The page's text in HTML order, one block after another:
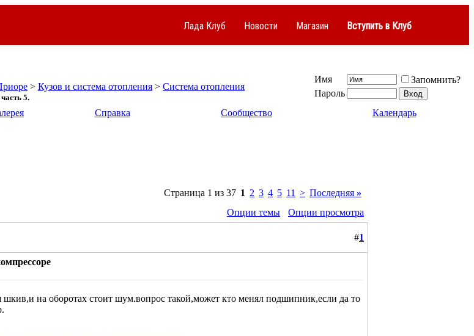
Лада Клуб Новости Магазин Вступить в Клуб
> Кузов и система отопления > Система отопления
5.
Имя
Запомнить?
Пароль
Справка Сообщество Календарь
Страница 1 из 37 1 2 3 4 5 11 > Последняя »
Опции темы
Опции просмотра
#1
шкив,и на оборотах стоит шум.вопрос такой,может кто менял подшипник,если да то